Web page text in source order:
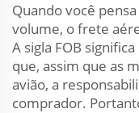
Quando você
volume, o frete
A sigla FOB
que, assim que as
avião, a
comprador.